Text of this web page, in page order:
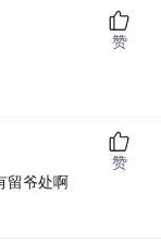
赞
留爷处啊
赞